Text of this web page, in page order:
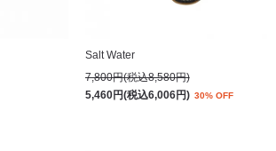
Salt Water
7,800円(税込8,580円)
5,460円(税込6,006円) 30% OFF